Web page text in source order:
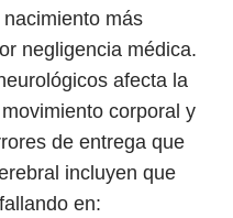
más
negligencia médica.
afecta la
corporal y
de entrega que
incluyen que
en: